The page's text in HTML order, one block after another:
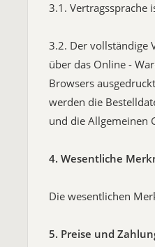
3.1. Vertragssprache
3.2. Der vollständige
über das Online -
Browsers
werden die
und die Allgemeinen
4. Wesentliche
Die wesentlichen
5. Preise und